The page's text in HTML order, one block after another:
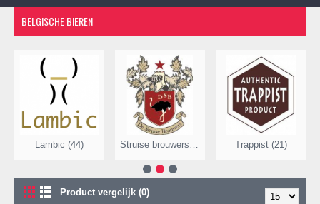
BELGISCHE BIEREN
Lambic (44) Struise brouwers (1) Trappist (21)
Product vergelijk (0)